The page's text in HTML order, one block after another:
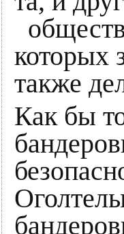
которых
также
Как бы